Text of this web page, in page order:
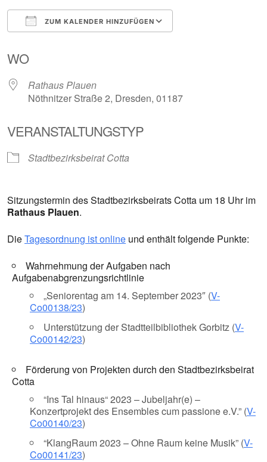
ZUM KALENDER HINZUFÜGEN
WO
Rathaus Plauen
Nöthnitzer Straße 2, Dresden, 01187
VERANSTALTUNGSTYP
Stadtbezirksbeirat Cotta
Sitzungstermin des Stadtbezirksbeirats Cotta um 18 Uhr im
Rathaus Plauen.
DieTagesordnung ist online und enthält folgende Punkte:
Wahrnehmung der Aufgaben nach
Aufgabenabgrenzungsrichtlinie
„Seniorentag am 14. September 2023″ (V-
Co00138/23)
Unterstützung der Stadtteilbibliothek Gorbitz (V-
Co00142/23)
Förderung von Projekten durch den Stadtbezirksbeirat
Cotta
“Ins Tal hinaus“ 2023 – Jubeljahr(e) –
Konzertprojekt des Ensembles cum passione e.V.” (V-
Co00140/23)
“KlangRaum 2023 – Ohne Raum keine Musik” (V-
Co00141/23)